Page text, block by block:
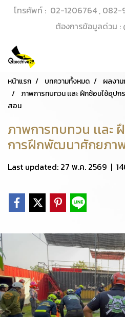
โทรศัพท์ : 02-1206764 , 082-
ต้องการข้อมูลด่วน :
หน้าแรก บทความทั้งหมด
ผลงา
ภาพการทบทวน เเละ ฝึกซ้อมใช้อุ
สอน
ภาพการทบทวน เเละ
การฝึกพัฒนาศักยภา
Last updated: 27 พ.ค. 2569 |